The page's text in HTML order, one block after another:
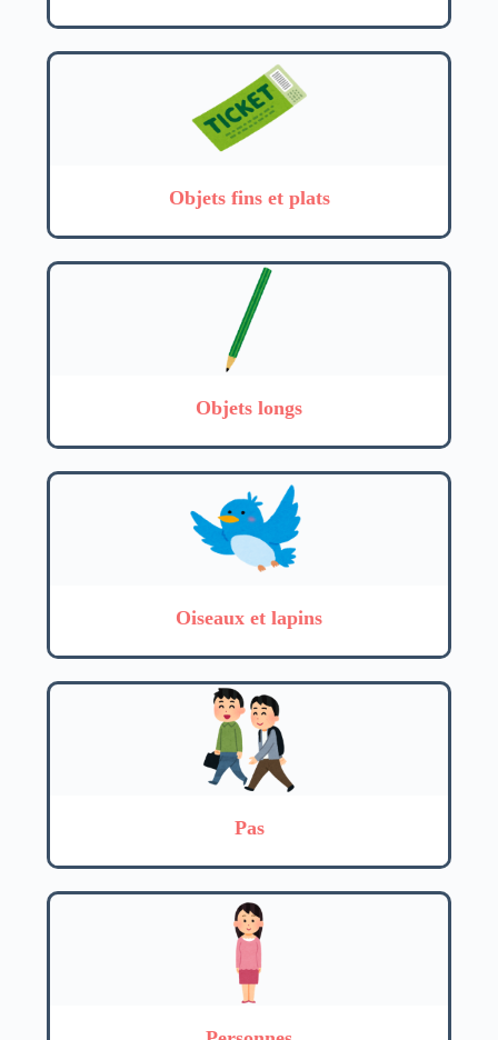
Objets fins et plats
Objets longs
Oiseaux et lapins
Pas